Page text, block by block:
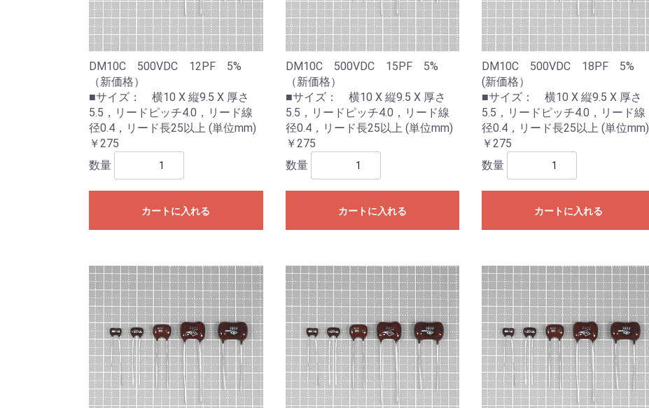
DM10C 500VDC 12PF 5%
（新価格）
■サイズ： 横10 X 縦9.5 X 厚さ
5.5，リードピッチ4.0，リード線
径0.4，リード長25以上 (単位mm)
￥275
数量
カートに入れる
DM10C 500VDC 15PF 5%
（新価格）
■サイズ： 横10 X 縦9.5 X 厚さ
5.5，リードピッチ4.0，リード線
径0.4，リード長25以上 (単位mm)
￥275
数量
カートに入れる
DM10C 500VDC 18PF 5%
(新価格）
■サイズ： 横10 X 縦9.5 X 厚さ
5.5，リードピッチ4.0，リード線
径0.4，リード長25以上 (単位mm)
￥275
数量
カートに入れる